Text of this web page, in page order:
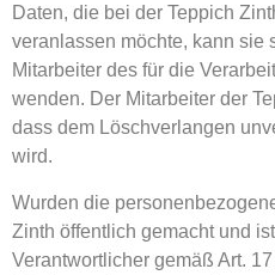
Daten, die bei der Teppich
veranlassen möchte, kann sie
Mitarbeiter des für die
wenden. Der Mitarbeiter der
dass dem Löschverlangen
wird.
Wurden die
Zinth öffentlich gemacht und
Verantwortlicher gemäß Art.